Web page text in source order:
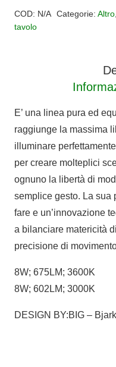
VINE
COD: N/A Categorie: Altro,
tavolo
E’ una linea pura ed
raggiunge la massima
illuminare
per creare molteplici
ognuno la libertà di
semplice gesto. La sua
fare e un’innovazione
a bilanciare matericità
precisione di
8W; 675LM; 3600K
8W; 602LM; 3000K
DESIGN BY:BIG –